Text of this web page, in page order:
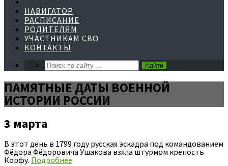
НАВИГАТОР
РАСПИСАНИЕ
РОДИТЕЛЯМ
УЧАСТНИКАМ СВО
КОНТАКТЫ
ПАМЯТНЫЕ ДАТЫ ВОЕННОЙ
ИСТОРИИ РОССИИ
3 марта
В этот день в 1799 году русская эскадра под командованием
Фёдора Фёдоровича Ушакова взяла штурмом крепость
Корфу. Подробнее